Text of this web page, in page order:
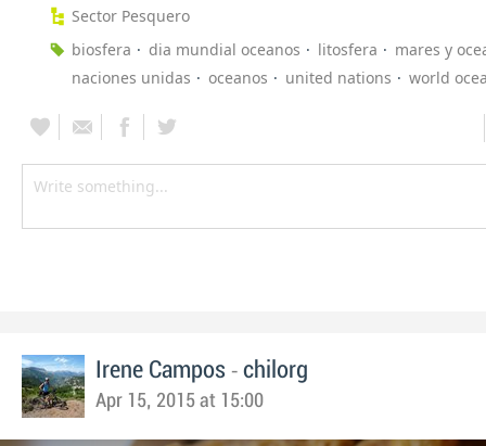
Sector Pesquero
biosfera
dia mundial oceanos litosfera
mares y
naciones unidas
oceanos united nations world
Irene Campos - chilorg
Apr 15, 2015 at 15:00